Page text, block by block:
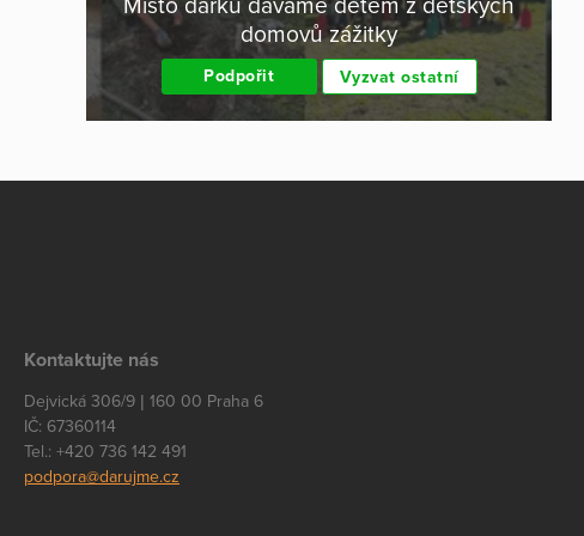
domovů zážitky
Podpořit Vyzvat ostatní
Kontaktujte nás
Dejvická 306/9 | 160 00 Praha 6
IČ: 67360114
Tel.: +420 736 142 491
podpora@darujme.cz